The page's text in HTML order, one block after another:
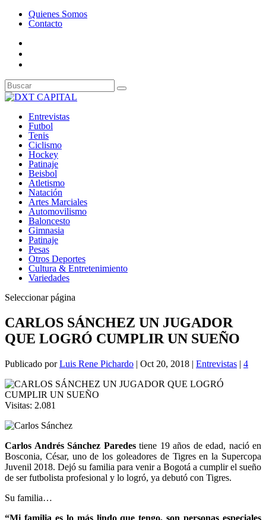
Quienes Somos
Contacto
Entrevistas
Futbol
Tenis
Ciclismo
Hockey
Patinaje
Beisbol
Atletismo
Natación
Artes Marciales
Automovilismo
Baloncesto
Gimnasia
Patinaje
Pesas
Otros Deportes
Cultura & Entretenimiento
Variedades
Seleccionar página
CARLOS SÁNCHEZ UN JUGADOR
QUE LOGRÓ CUMPLIR UN SUEÑO
Publicado porLuis Rene Pichardo | Oct 20, 2018 | Entrevistas | 4
Visitas: 2.081
Carlos Andrés Sánchez Paredestiene 19 años de edad, nació en
Bosconia, César, uno de los goleadores de Tigres en la Supercopa
Juvenil 2018. Dejó su familia para venir a Bogotá a cumplir el sueño
de ser futbolista profesional y lo logró, ya debutó con Tigres.
Su familia…
“Mi familia es lo más lindo que tengo, son personas especiales